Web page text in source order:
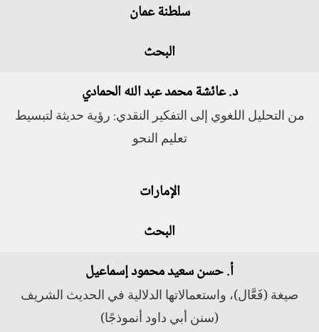
سلطنة عمان
البحث
د. عائشة محمد عبد الله الحمادي
من التحليل اللغوي إلى التفكير النقدي: رؤية حديثة لتبسيط
تعليم النحو
الإمارات
البحث
أ. حسن سعيد محمود إسماعيل
صيغة (فَعَّال)، واستعمالاتها الدلالية في الحديث الشريف
(سنن أبي داود أنموذجًا)